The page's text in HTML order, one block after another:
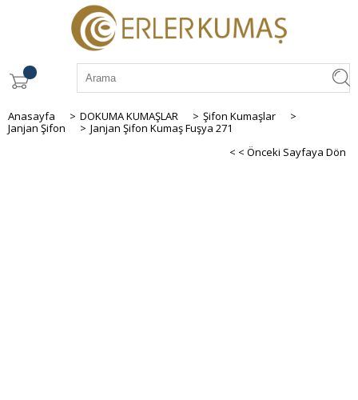
Anasayfa > DOKUMA KUMAŞLAR > Şifon Kumaşlar
>
Janjan Şifon
> Janjan Şifon Kumaş Fuşya 271
< < Önceki Sayfaya Dön